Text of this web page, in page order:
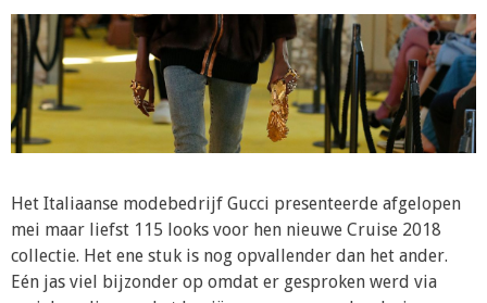
Het Italiaanse modebedrijf Gucci presenteerde afgelopen
mei maar liefst 115 looks voor hen nieuwe Cruise 2018
collectie. Het ene stuk is nog opvallender dan het ander.
Eén jas viel bijzonder op omdat er gesproken werd via